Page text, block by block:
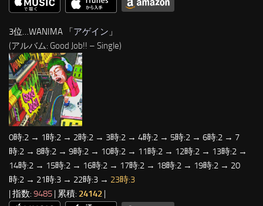
3位…WANIMA 「 アゲイン 」
(アルバム: Good Job!! – Single)
0時:2 → 1時:2 → 2時:2 → 3時:2 → 4時:2 → 5時:2 → 6時:2 → 7
時:2 → 8時:2 → 9時:2 → 10時:2 → 11時:2 → 12時:2 → 13時:2 →
14時:2 → 15時:2 → 16時:2 → 17時:2 → 18時:2 → 19時:2 → 20
時:2 → 21時:3 → 22時:3 → 23時:3
| 指数: 9485 | 累積: 24142